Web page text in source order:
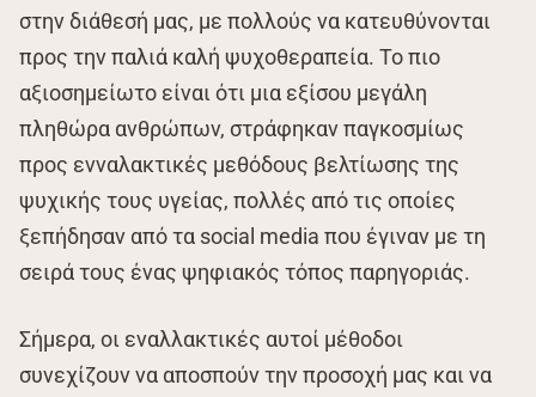
στην διάθεσή μας, με πολλούς να κατευθύνονται
προς την παλιά καλή ψυχοθεραπεία. Το πιο
αξιοσημείωτο είναι ότι μια εξίσου μεγάλη
πληθώρα ανθρώπων, στράφηκαν παγκοσμίως
προς ενναλακτικές μεθόδους βελτίωσης της
ψυχικής τους υγείας, πολλές από τις οποίες
ξεπήδησαν από τα social media που έγιναν με τη
σειρά τους ένας ψηφιακός τόπος παρηγοριάς.
Σήμερα, οι εναλλακτικές αυτοί μέθοδοι
συνεχίζουν να αποσπούν την προσοχή μας και να